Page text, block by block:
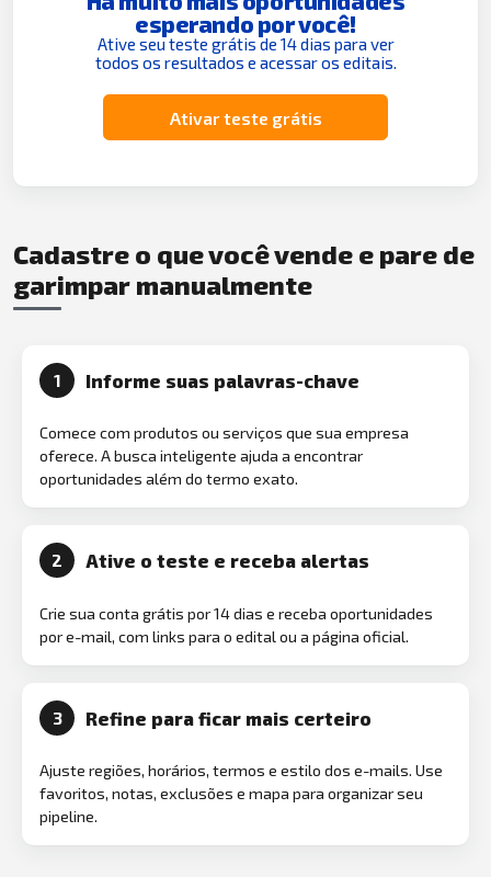
esperando por você!
Ative seu teste grátis de 14 dias para ver
todos os resultados e acessar os editais.
Ativar teste grátis
Cadastre o que você vende e pare de
garimpar manualmente
1 Informe suas palavras-chave
Comece com produtos ou serviços que sua empresa
oferece. A busca inteligente ajuda a encontrar
oportunidades além do termo exato.
2 Ative o teste e receba alertas
Crie sua conta grátis por 14 dias e receba oportunidades
por e-mail, com links para o edital ou a página oficial.
3 Refine para ficar mais certeiro
Ajuste regiões, horários, termos e estilo dos e-mails. Use
favoritos, notas, exclusões e mapa para organizar seu
pipeline.